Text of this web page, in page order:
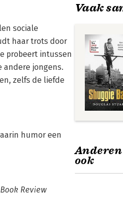
sociale
haar trots door
probeert intussen
andere jongens.
zelfs de liefde
humor een
Review
Vaak
ook